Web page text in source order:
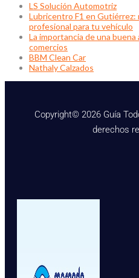
LS Solución Automotriz
Lubricentro F1 en
profesional para tu vehículo
La importancia de una
comercios
BBM Clean Car
Nathaly Calzados
Copyright© 2026 Guía
derechos